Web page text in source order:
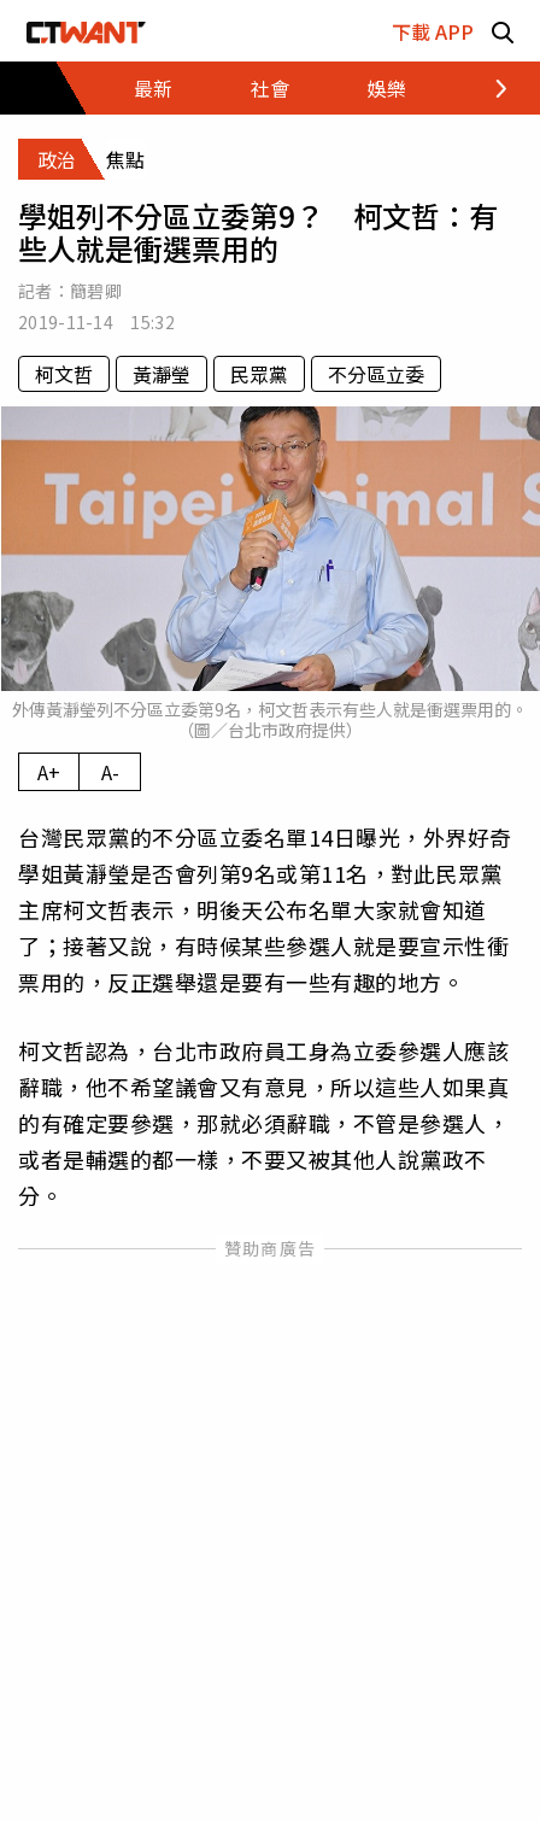
下載 APP
最新
社會 娛樂 財經
政治 焦點
學姐列不分區立委第9？ 柯文哲：有
些人就是衝選票用的
記者： 簡碧卿
2019-11-14 15:32
柯文哲 黃瀞瑩 民眾黨 不分區立委
外傳黃瀞瑩列不分區立委第9名，柯文哲表示有些人就是衝選票用的。
（圖／台北市政府提供）
A+ A-
台灣民眾黨的不分區立委名單14日曝光，外界好奇
學姐黃瀞瑩是否會列第9名或第11名，對此民眾黨
主席柯文哲表示，明後天公布名單大家就會知道
了；接著又說，有時候某些參選人就是要宣示性衝
票用的，反正選舉還是要有一些有趣的地方。
柯文哲認為，台北市政府員工身為立委參選人應該
辭職，他不希望議會又有意見，所以這些人如果真
的有確定要參選，那就必須辭職，不管是參選人，
或者是輔選的都一樣，不要又被其他人說黨政不
分。